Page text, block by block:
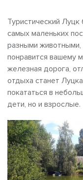
Туристический Луцк
самых маленьких
разными животными,
понравится вашему
железная дорога,
отдыха станет
покататься в
дети, но и взрослые.